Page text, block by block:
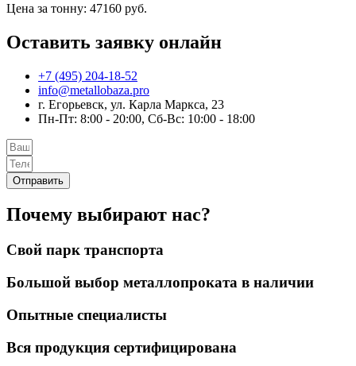
Цена за тонну: 47160 руб.
Оставить заявку онлайн
+7 (495) 204-18-52
info@metallobaza.pro
г. Егорьевск, ул. Карла Маркса, 23
Пн-Пт: 8:00 - 20:00, Сб-Вс: 10:00 - 18:00
Отправить
Почему выбирают нас?
Свой парк транспорта
Большой выбор металлопроката в наличии
Опытные специалисты
Вся продукция сертифицирована